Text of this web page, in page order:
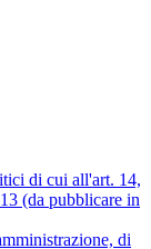
di cui all'art. 14,
(da pubblicare in
di